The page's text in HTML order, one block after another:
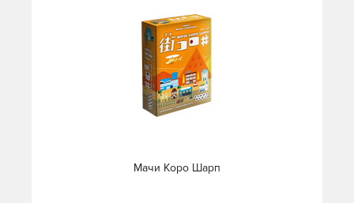
Мачи Коро Шарп